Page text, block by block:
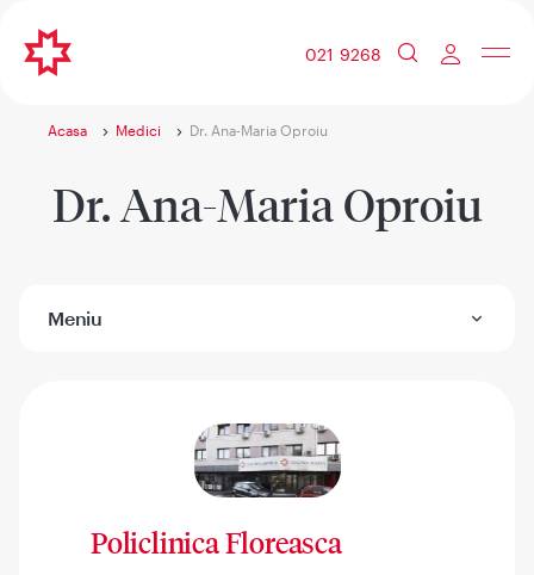
021 9268
Acasa Medici Dr. Ana-Maria Oproiu
Dr. Ana-Maria Oproiu
Meniu
Policlinica Floreasca